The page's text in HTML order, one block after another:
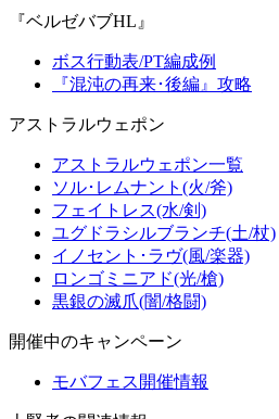
『ベルゼバブHL』
ボス行動表/PT編成例
『混沌の再来･後編』攻略
アストラルウェポン
アストラルウェポン一覧
ソル･レムナント(火/斧)
フェイトレス(水/剣)
ユグドラシルブランチ(土/杖)
イノセント･ラヴ(風/楽器)
ロンゴミニアド(光/槍)
黒銀の滅爪(闇/格闘)
開催中のキャンペーン
モバフェス開催情報